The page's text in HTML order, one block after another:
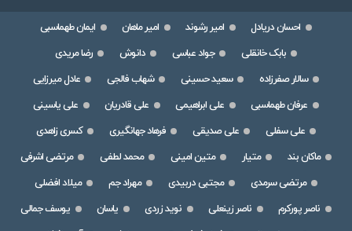
احسان دریادل امیر رشوند امیر ماهان
ایمان طهماسبی
بابک خانقلی
جواد عباسی دانوش
رضا مریدی
سالار صفرزاده
سعید حسینی شهاب فالجی
عادل میرزایی
عرفان طهماسبی
علی ابراهیمی علی قادریان
علی یاسینی
علی سفلی
علی صدیقی فرهاد جهانگیری
کسری زاهدی
ماکان بند
متیار متین امینی محمد لطفی
مرتضی اشرفی
مرتضی سرمدی
مجتبی دربیدی مهراد جم
میلاد افضلی
ناصر پورکرم
ناصر زینعلی نوید زردی یاسان
یوسف جمالی